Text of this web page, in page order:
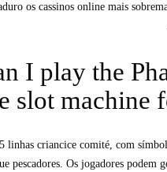
os cassinos online mais
I play the
slot machine
linhas criancice comité, com
pescadores. Os jogadores podem